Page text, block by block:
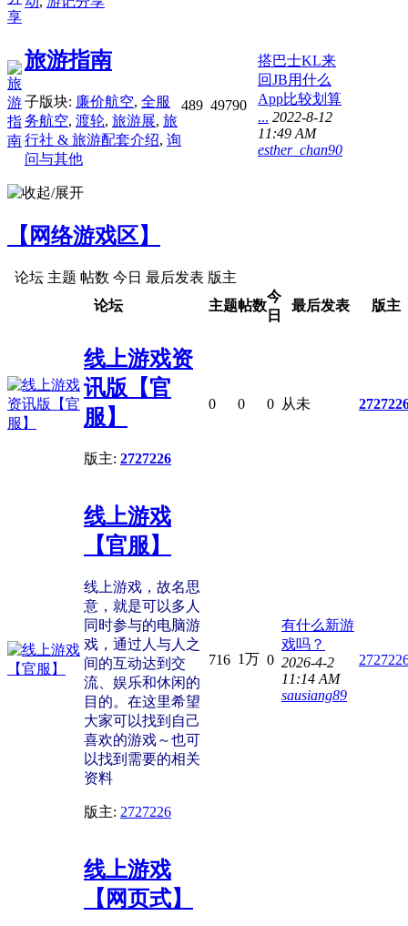
旅游指南
子版块: 廉价航空, 全服
务航空, 渡轮, 旅游展, 旅
行社 & 旅游配套介绍, 询
问与其他
489 49790
搭巴士KL来
回JB用什么
App比较划算
... 2022-8-12
11:49 AM
esther_chan90
【网络游戏区】
论坛 主题 帖数 今日 最后发表 版主
论坛
主题帖数
今
日
最后发表 版主
线上游戏资
讯版【官
服】
版主: 2727226
0 0 0 从未
线上游戏
【官服】
线上游戏，故名思
意，就是可以多人
同时参与的电脑游
戏，通过人与人之
间的互动达到交
流、娱乐和休闲的
目的。在这里希望
大家可以找到自己
喜欢的游戏～也可
以找到需要的相关
资料
版主: 2727226
716 1万 0
有什么新游
戏吗？
2026-4-2
11:14 AM
sausiang89
线上游戏
【网页式】